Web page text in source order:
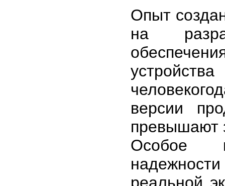
Опыт
на
версии
превышают
Особое